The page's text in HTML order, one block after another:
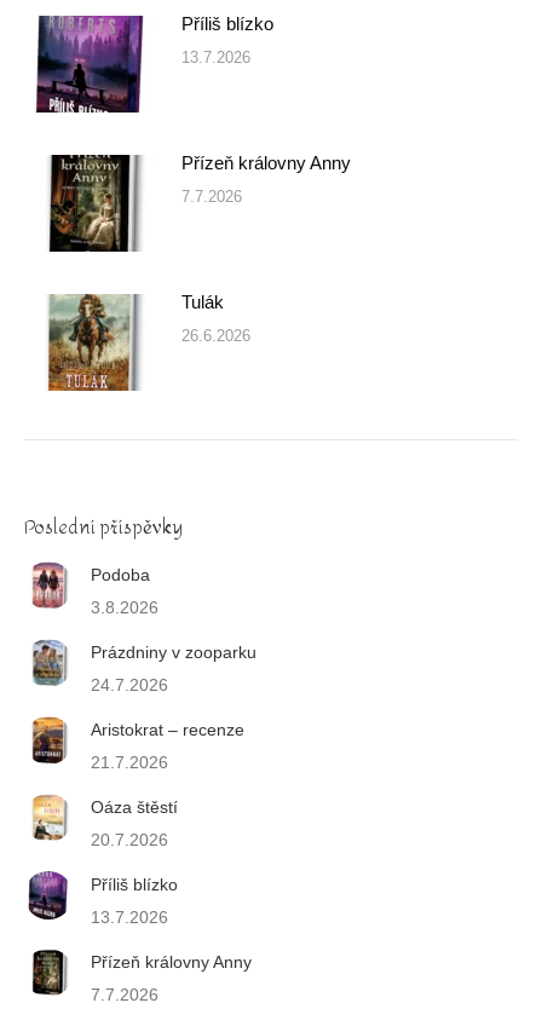
Příliš blízko
13.7.2026
Přízeň královny Anny
7.7.2026
Tulák
26.6.2026
Poslední příspěvky
Podoba
3.8.2026
Prázdniny v zooparku
24.7.2026
Aristokrat – recenze
21.7.2026
Oáza štěstí
20.7.2026
Příliš blízko
13.7.2026
Přízeň královny Anny
7.7.2026